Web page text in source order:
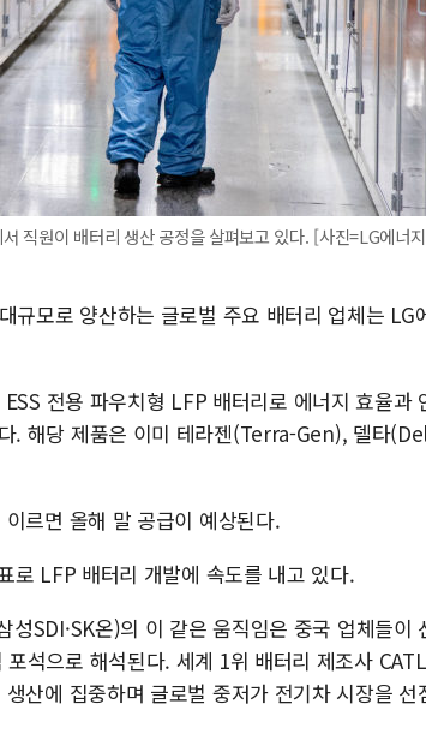
직원이 배터리 생산 공정을 살펴보고 있다. [사진=LG에너
규모로 양산하는 글로벌 주요 배터리 업체는 LG
전용 파우치형 LFP 배터리로 에너지 효율과
. 해당 제품은 이미 테라젠(Terra-Gen), 델타
르면 올해 말 공급이 예상된다.
로 LFP 배터리 개발에 속도를 내고 있다.
성SDI·SK온)의 이 같은 움직임은 중국 업체들이
석으로 해석된다. 세계 1위 배터리 제조사
산에 집중하며 글로벌 중저가 전기차 시장을 선